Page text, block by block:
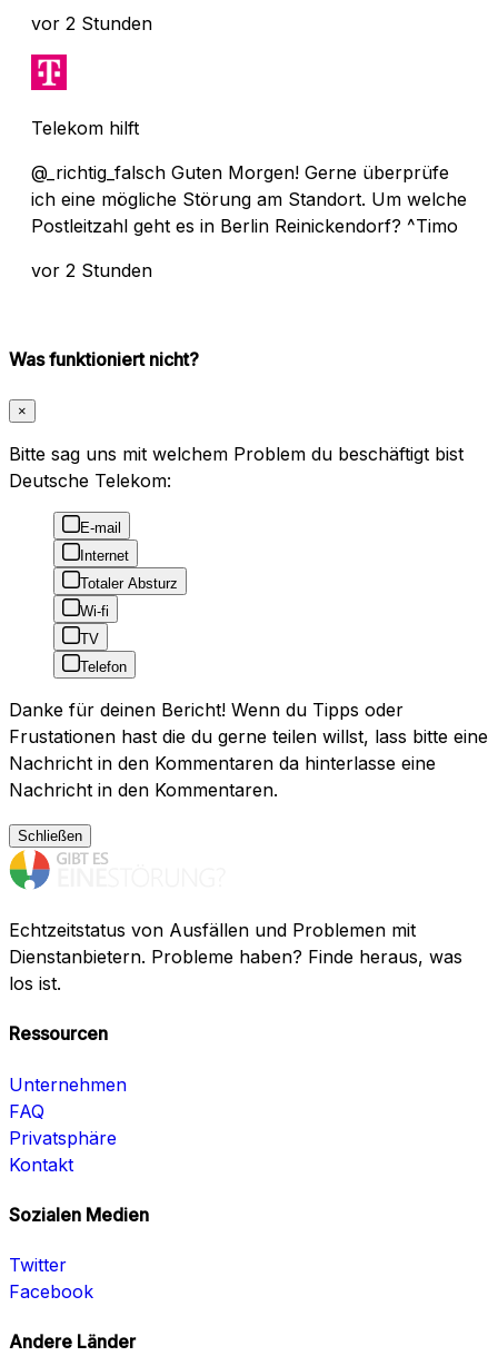
vor 2 Stunden
Telekom hilft
@_richtig_falsch Guten Morgen! Gerne überprüfe
ich eine mögliche Störung am Standort. Um welche
Postleitzahl geht es in Berlin Reinickendorf? ^Timo
vor 2 Stunden
Was funktioniert nicht?
×
Bitte sag uns mit welchem Problem du beschäftigt bist
Deutsche Telekom:
E-mail
Internet
Totaler Absturz
Wi-fi
TV
Telefon
Danke für deinen Bericht! Wenn du Tipps oder
Frustationen hast die du gerne teilen willst, lass bitte eine
Nachricht in den Kommentaren da hinterlasse eine
Nachricht in den Kommentaren.
Schließen
Echtzeitstatus von Ausfällen und Problemen mit
Dienstanbietern. Probleme haben? Finde heraus, was
los ist.
Ressourcen
Unternehmen
FAQ
Privatsphäre
Kontakt
Sozialen Medien
Twitter
Facebook
Andere Länder